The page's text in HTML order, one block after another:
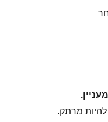
להיות מרתק.